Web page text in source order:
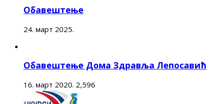
Обавештење
24. март 2025.
Обавештење Дома Здравља Лепосавић
16. март 2020. 2,596